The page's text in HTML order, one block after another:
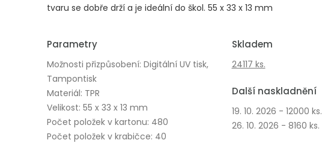
tvaru se dobře drží a je ideální do škol. 55 x 33 x 13 mm
Parametry
Možnosti přizpůsobení: Digitální UV tisk,
Tampontisk
Materiál: TPR
Velikost: 55 x 33 x 13 mm
Počet položek v kartonu: 480
Počet položek v krabičce: 40
Skladem
24117 ks.
Další naskladnění
19. 10. 2026 - 12000 ks.
26. 10. 2026 - 8160 ks.